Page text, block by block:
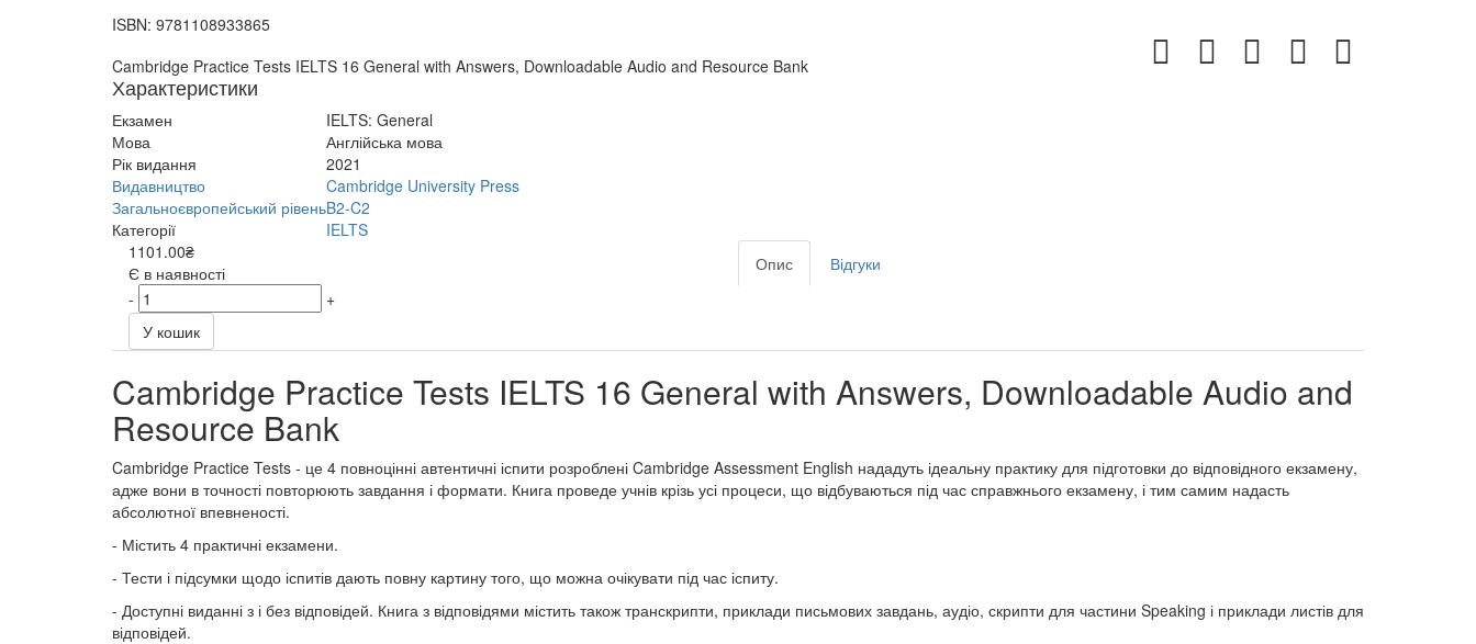
ISBN: 9781108933865
Cambridge Practice Tests IELTS 16 General with Answers, Downloadable Audio and Resource Bank
Характеристики
Екзамен
IELTS: General
Мова
Англійська мова
Рік видання
2021
Видавництво
Cambridge University Press
Загальноєвропейський рівеньB2-C2
Категорії
IELTS
1101.00₴
Є в наявності
-
+
У кошик
Опис Відгуки
Cambridge Practice Tests IELTS 16 General with Answers, Downloadable Audio and
Resource Bank
Cambridge Practice Tests - це 4 повноцінні автентичні іспити розроблені Cambridge Assessment English нададуть ідеальну практику для підготовки до відповідного екзамену,
адже вони в точності повторюють завдання і формати. Книга проведе учнів крізь усі процеси, що відбуваються під час справжнього екзамену, і тим самим надасть
абсолютної впевненості.
- Містить 4 практичні екзамени.
- Тести і підсумки щодо іспитів дають повну картину того, що можна очікувати під час іспиту.
- Доступні виданні з і без відповідей. Книга з відповідями містить також транскрипти, приклади письмових завдань, аудіо, скрипти для частини Speaking і приклади листів для
відповідей.